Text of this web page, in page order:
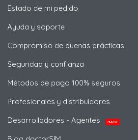
Estado de mi pedido
Ayuda y soporte
Compromiso de buenas prácticas
Seguridad y confianza
Métodos de pago 100% seguros
Profesionales y distribuidores
Desarrolladores - Agentes
NUEVO